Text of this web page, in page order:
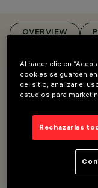
OVERVIEW
arquitectura
cívico y los
diaria. Para la
tecnología
formas suaves
Al hacer clic en
cookies se guarden
del sitio, analizar el
estudios para
Rechazarlas